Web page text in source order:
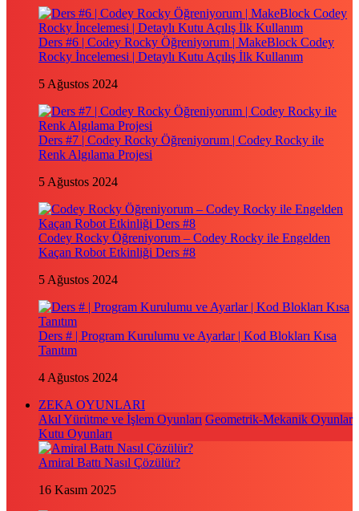
Ders #6 | Codey Rocky Öğreniyorum | MakeBlock Codey
Rocky İncelemesi | Detaylı Kutu Açılış İlk Kullanım
5 Ağustos 2024
Ders #7 | Codey Rocky Öğreniyorum | Codey Rocky ile
Renk Algılama Projesi
5 Ağustos 2024
Codey Rocky Öğreniyorum – Codey Rocky ile Engelden
Kaçan Robot Etkinliği Ders #8
5 Ağustos 2024
Ders # | Program Kurulumu ve Ayarlar | Kod Blokları Kısa
Tanıtım
4 Ağustos 2024
ZEKA OYUNLARI
Akıl Yürütme ve İşlem Oyunları Geometrik-Mekanik Oyunlar
Kutu Oyunları
Amiral Battı Nasıl Çözülür?
16 Kasım 2025